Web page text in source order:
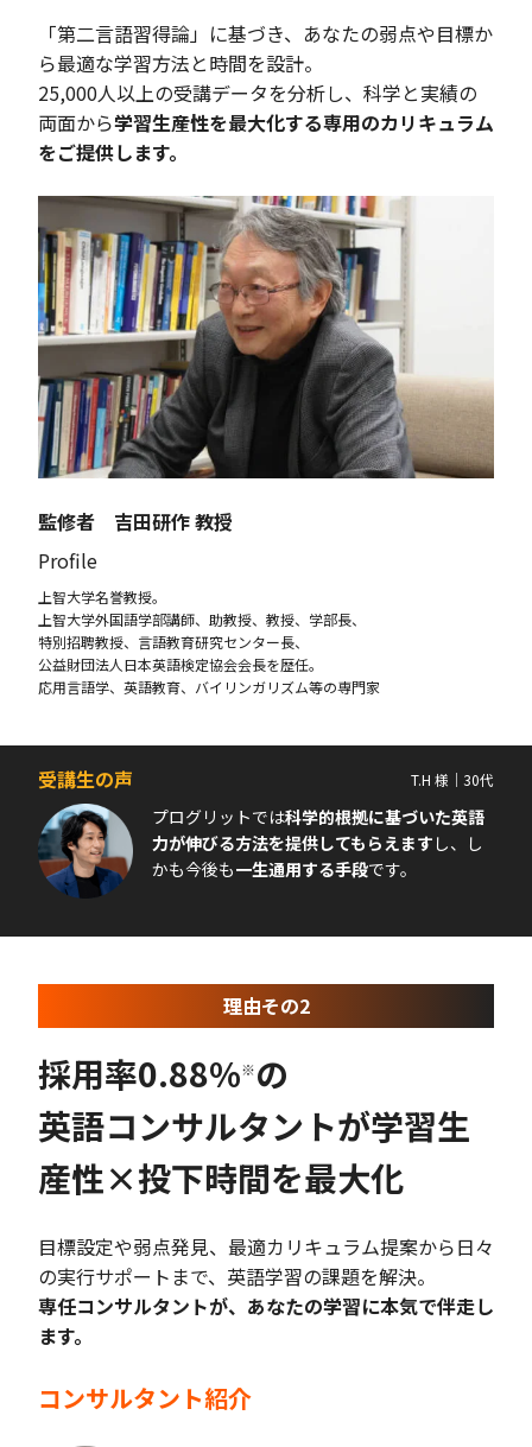
「第二言語習得論」に基づき、あなたの弱点や目標か
ら最適な学習方法と時間を設計。
25,000人以上の受講データを分析し、科学と実績の
両面から学習生産性を最大化する専用のカリキュラム
をご提供します。
監修者 吉田研作 教授
Profile
上智大学名誉教授。
上智大学外国語学部講師、助教授、教授、学部長、
特別招聘教授、言語教育研究センター長、
公益財団法人日本英語検定協会会長を歴任。
応用言語学、英語教育、バイリンガリズム等の専門家
受講生の声 T.H 様｜30代
プログリットでは科学的根拠に基づいた英語
力が伸びる方法を提供してもらえます し、し
かも今後も一生通用する手段です。
理由その2
採用率0.88%※の
英語コンサルタントが学習生
産性×投下時間を最大化
目標設定や弱点発見、最適カリキュラム提案から日々
の実行サポートまで、英語学習の課題を解決。
専任コンサルタントが、あなたの学習に本気で伴走し
ます。
コンサルタント紹介